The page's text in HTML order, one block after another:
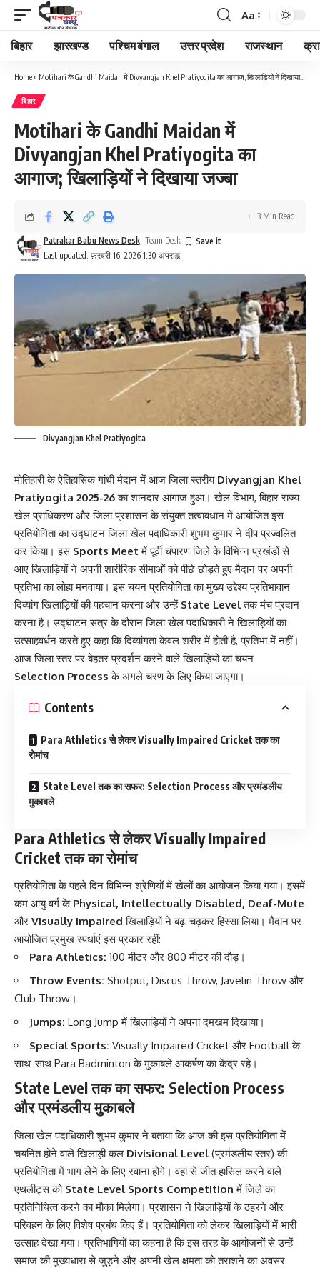
Font
Resizer
Aa
बिहार झारखण्ड पश्चिम बंगाल उत्तर प्रदेश राजस्थान
Home» Motihari के Gandhi Maidan में Divyangjan Khel Pratiyogita का आगाज; खिलाड़ियों ने दिखाया जज्बा
बिहार
Motihari के Gandhi Maidan में
Divyangjan Khel Pratiyogita का
आगाज; खिलाड़ियों ने दिखाया जज्बा
Last updated: फ़रवरी 16, 2026 1:30 अपराह्न
Patrakar Babu News Desk- Team Desk
3 Min Read
Divyangjan Khel Pratiyogita
मोतिहारी के ऐतिहासिक गांधी मैदान में आज जिला स्तरीय Divyangjan Khel
Pratiyogita 2025-26का शानदार आगाज हुआ। खेल विभाग, बिहार राज्य
खेल प्राधिकरण और जिला प्रशासन के संयुक्त तत्वावधान में आयोजित इस
प्रतियोगिता का उद्घाटन जिला खेल पदाधिकारी शुभम कुमार ने दीप प्रज्वलित
कर किया। इस Sports Meet में पूर्वी चंपारण जिले के विभिन्न प्रखंडों से
आए खिलाड़ियों ने अपनी शारीरिक सीमाओं को पीछे छोड़ते हुए मैदान पर अपनी
प्रतिभा का लोहा मनवाया। इस चयन प्रतियोगिता का मुख्य उद्देश्य प्रतिभावान
दिव्यांग खिलाड़ियों की पहचान करना और उन्हें State Levelतक मंच प्रदान
करना है। उद्घाटन सत्र के दौरान जिला खेल पदाधिकारी ने खिलाड़ियों का
उत्साहवर्धन करते हुए कहा कि दिव्यांगता केवल शरीर में होती है, प्रतिभा में नहीं।
आज जिला स्तर पर बेहतर प्रदर्शन करने वाले खिलाड़ियों का चयन
Selection Process के अगले चरण के लिए किया जाएगा।
Contents
Para Athletics से लेकर Visually Impaired Cricket तक का
रोमांच
State Level तक का सफर: Selection Process और प्रमंडलीय
मुकाबले
Para Athletics से लेकर Visually Impaired
Cricket तक का रोमांच
प्रतियोगिता के पहले दिन विभिन्न श्रेणियों में खेलों का आयोजन किया गया। इसमें
कम आयु वर्ग के Physical, Intellectually Disabled, Deaf-Mute
और Visually Impaired खिलाड़ियों ने बढ़-चढ़कर हिस्सा लिया। मैदान पर
आयोजित प्रमुख स्पर्धाएं इस प्रकार रहीं:
Para Athletics: 100 मीटर और 800 मीटर की दौड़।
Throw Events: Shotput, Discus Throw, Javelin Throw और
Club Throw।
Jumps: Long Jump में खिलाड़ियों ने अपना दमखम दिखाया।
Special Sports: Visually Impaired Cricket और Football के
साथ-साथ Para Badminton के मुकाबले आकर्षण का केंद्र रहे।
State Level तक का सफर: Selection Process
और प्रमंडलीय मुकाबले
जिला खेल पदाधिकारी शुभम कुमार ने बताया कि आज की इस प्रतियोगिता में
चयनित होने वाले खिलाड़ी कल Divisional Level (प्रमंडलीय स्तर) की
प्रतियोगिता में भाग लेने के लिए रवाना होंगे। वहां से जीत हासिल करने वाले
एथलीट्स को State Level Sports Competition में जिले का
प्रतिनिधित्व करने का मौका मिलेगा। प्रशासन ने खिलाड़ियों के ठहरने और
परिवहन के लिए विशेष प्रबंध किए हैं। प्रतियोगिता को लेकर खिलाड़ियों में भारी
उत्साह देखा गया। प्रतिभागियों का कहना है कि इस तरह के आयोजनों से उन्हें
समाज की मुख्यधारा से जुड़ने और अपनी खेल क्षमता को तराशने का अवसर